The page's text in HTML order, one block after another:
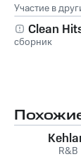
Участие в
Clean
сборник
R&B